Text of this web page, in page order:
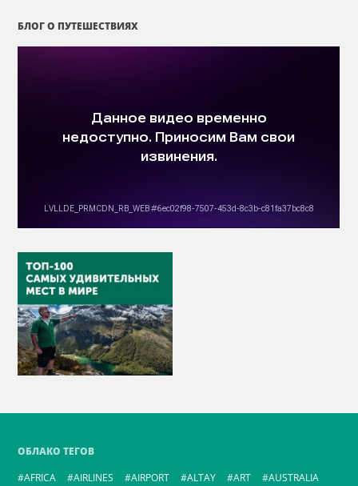
БЛОГ О ПУТЕШЕСТВИЯХ
ОБЛАКО ТЕГОВ
AFRICA
AIRLINES AIRPORT ALTAY ART
AUSTRALIA